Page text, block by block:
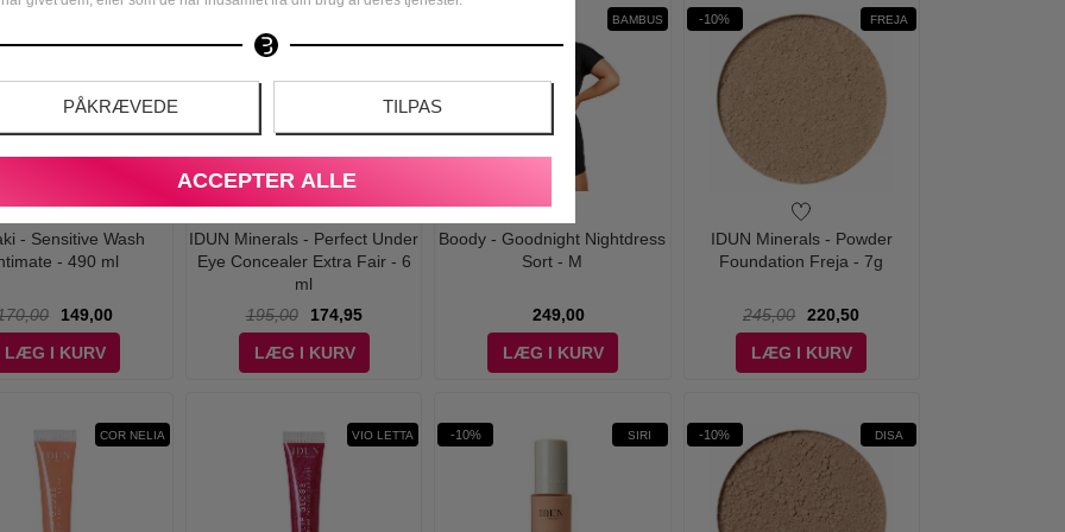
PÅKRÆVEDE TILPAS
ACCEPTER ALLE
- Sensitive Wash
- 490 ml
149,00
LÆG I KURV
IDUN Minerals - Perfect Under
Eye Concealer Extra Fair - 6
ml
195,00
174,95
LÆG I KURV
BAMBUS
Boody - Goodnight Nightdress
Sort - M
249,00
LÆG I KURV
-10% FREJA
IDUN Minerals - Powder
Foundation Freja - 7g
245,00
220,50
LÆG I KURV
COR NELIA VIO LETTA -10% SIRI -10% DISA